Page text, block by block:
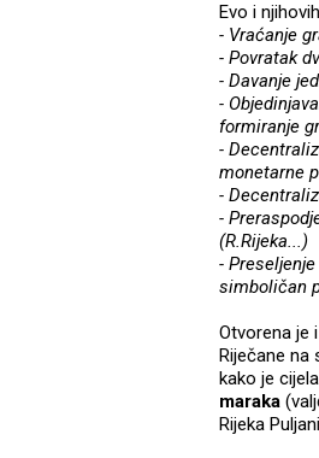
Evo i njihovih
- Vraćanje
- Povratak
- Davanje
-
formiranje
-
monetarne
-
-
(R.Rijeka...)
-
simboličan
Otvorena je i
Riječane na
kako je
maraka
Rijeka